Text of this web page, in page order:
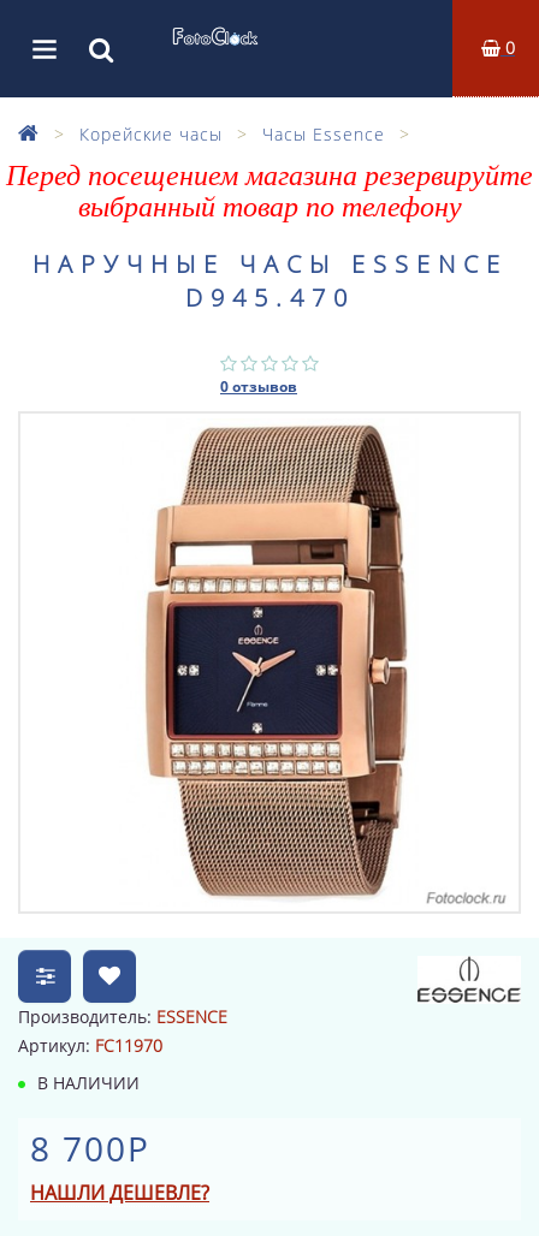
0
Корейские часы Часы Essence
Перед посещением магазина резервируйте
выбранный товар по телефону
НАРУЧНЫЕ ЧАСЫ ESSENCE
D945.470
0 отзывов
Производитель: ESSENCE
Артикул: FC11970
В НАЛИЧИИ
8 700Р
НАШЛИ ДЕШЕВЛЕ?